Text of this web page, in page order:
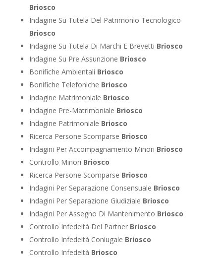
Briosco
Indagine Su Tutela Del Patrimonio Tecnologico
Briosco
Indagine Su Tutela Di Marchi E Brevetti Briosco
Indagine Su Pre Assunzione Briosco
Bonifiche Ambientali Briosco
Bonifiche Telefoniche Briosco
Indagine Matrimoniale Briosco
Indagine Pre-Matrimoniale Briosco
Indagine Patrimoniale Briosco
Ricerca Persone Scomparse Briosco
Indagini Per Accompagnamento Minori Briosco
Controllo Minori Briosco
Ricerca Persone Scomparse Briosco
Indagini Per Separazione Consensuale Briosco
Indagini Per Separazione Giudiziale Briosco
Indagini Per Assegno Di Mantenimento Briosco
Controllo Infedeltà Del Partner Briosco
Controllo Infedeltà Coniugale Briosco
Controllo Infedeltà Briosco